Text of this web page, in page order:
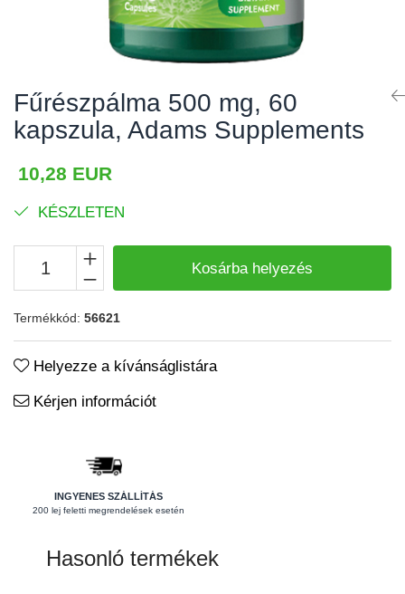
Kiegészítők
Shakerek
Flakonok
Fehérjeszeletek
Egyéb rudak
Izomrendszer
Keringési rendszer
Koleszterin
Könnyű emésztés
Memória
Migrén
Máj- és epe
Májvédő
Méregtelenítés
Okulárok
Pattanások
Prosztata
Stressz
Fűrészpálma 500 mg, 60
kapszula, Adams Supplements
10,28 EUR
KÉSZLETEN
Kosárba helyezés
Termékkód: 56621
Helyezze a kívánságlistára
Kérjen információt
INGYENES SZÁLLÍTÁS
200 lej feletti megrendelések esetén
Hasonló termékek